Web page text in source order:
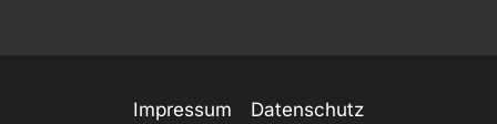
Impressum Datenschutz